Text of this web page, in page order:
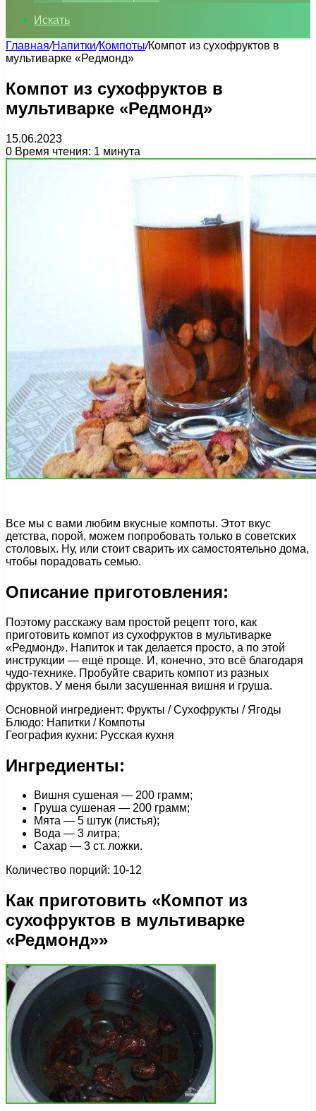
Искать
Главная/Напитки/Компоты/Компот из сухофруктов в
мультиварке «Редмонд»
Компот из сухофруктов в
мультиварке «Редмонд»
15.06.2023
0 Время чтения: 1 минута
Все мы с вами любим вкусные компоты. Этот вкус
детства, порой, можем попробовать только в советских
столовых. Ну, или стоит сварить их самостоятельно дома,
чтобы порадовать семью.
Описание приготовления:
Поэтому расскажу вам простой рецепт того, как
приготовить компот из сухофруктов в мультиварке
«Редмонд». Напиток и так делается просто, а по этой
инструкции — ещё проще. И, конечно, это всё благодаря
чудо-технике. Пробуйте сварить компот из разных
фруктов. У меня были засушенная вишня и груша.
Основной ингредиент: Фрукты / Сухофрукты / Ягоды
Блюдо: Напитки / Компоты
География кухни: Русская кухня
Ингредиенты:
Вишня сушеная — 200 грамм;
Груша сушеная — 200 грамм;
Мята — 5 штук (листья);
Вода — 3 литра;
Сахар — 3 ст. ложки.
Количество порций: 10-12
Как приготовить «Компот из
сухофруктов в мультиварке
«Редмонд»»